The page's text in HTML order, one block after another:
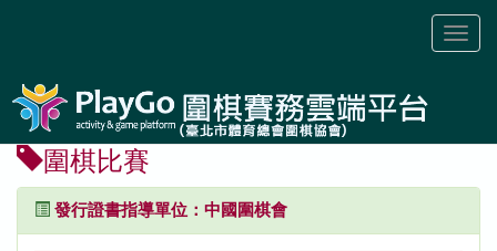
Toggle
圍棋比賽
發行證書指導單位：中國圍棋會